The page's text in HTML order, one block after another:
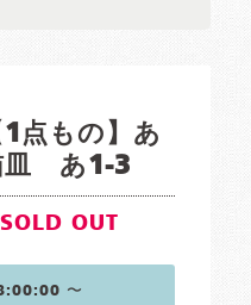
点もの】あ
皿 あ1-3
SOLD OUT
〜